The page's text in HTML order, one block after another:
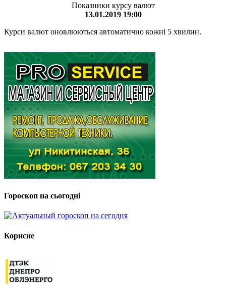
Показники курсу валют
13.01.2019 19:00
Курси валют оновлюються автоматично кожні 5 хвилин.
Гороскоп на сьогодні
Корисне